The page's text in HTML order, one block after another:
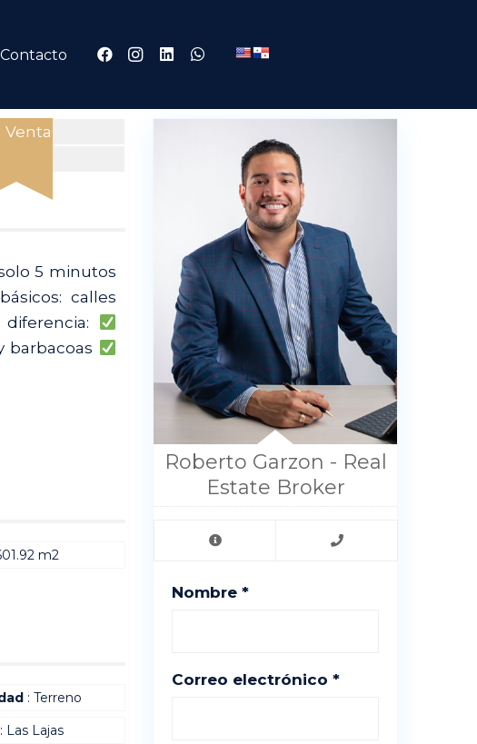
Contacto
Venta
5 minutos
calles
barbacoas
m2
: Terreno
Las Lajas
Roberto Garzon - Real
Estate Broker
Nombre *
Correo electrónico *